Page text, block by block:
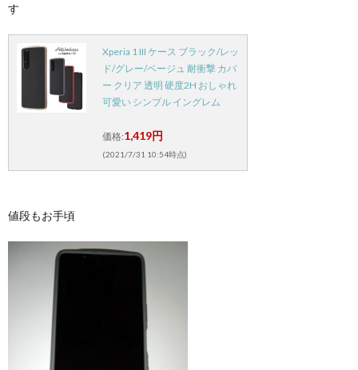
す
Xperia 1 III ケース ブラック/レッ
ド/グレー/ベージュ 耐衝撃 カバ
ー クリア 透明 硬度2H おしゃれ
可愛い シンプル イングレム
価格:1,419円
(2021/7/31 10:54時点)
値段もお手頃